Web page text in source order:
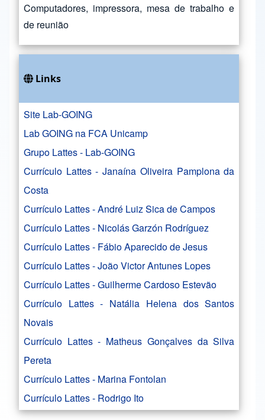
Computadores, impressora, mesa de trabalho e
de reunião
Links
Site Lab-GOING
Lab GOING na FCA Unicamp
Grupo Lattes - Lab-GOING
Currículo Lattes - Janaína Oliveira Pamplona da
Costa
Currículo Lattes - André Luiz Sica de Campos
Currículo Lattes - Nicolás Garzón Rodríguez
Currículo Lattes - Fábio Aparecido de Jesus
Currículo Lattes - João Victor Antunes Lopes
Currículo Lattes - Guilherme Cardoso Estevão
Currículo Lattes - Natália Helena dos Santos
Novais
Currículo Lattes - Matheus Gonçalves da Silva
Pereta
Currículo Lattes - Marina Fontolan
Currículo Lattes - Rodrigo Ito